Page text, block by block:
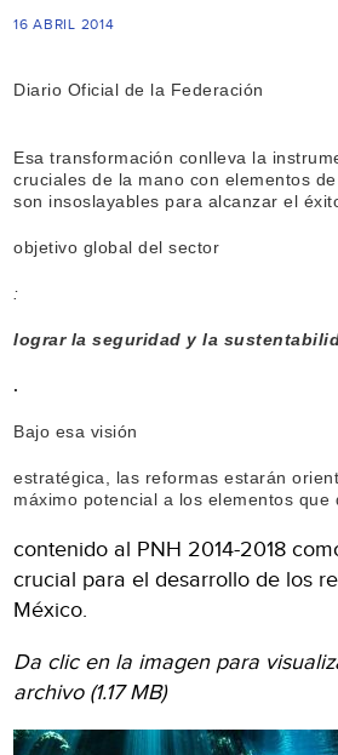
16 ABRIL 2014
Diario Oficial de la Federación
Esa transformación conlleva la
cruciales de la mano con elementos
son insoslayables para alcanzar el
objetivo global del sector
:
lograr la seguridad y la
.
Bajo esa visión
estratégica, las reformas estarán
máximo potencial a los elementos que
contenido al PNH 2014-2018
crucial para el desarrollo de los
México.
Da clic en la imagen para
archivo (1.17 MB)